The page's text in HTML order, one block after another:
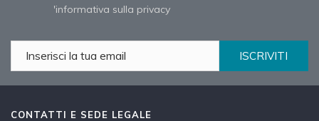
'informativa sulla privacy
ISCRIVITI
CONTATTI E SEDE LEGALE